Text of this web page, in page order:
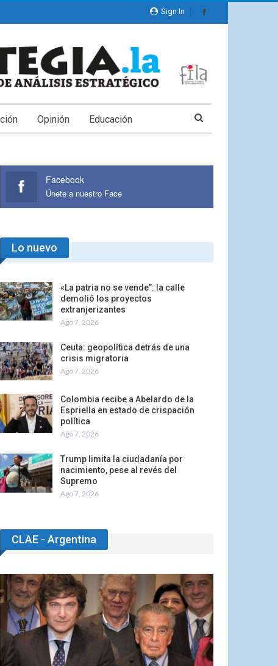
Sign In
Opinión Educación
Facebook
Únete a nuestro Face
Lo nuevo
«La patria no se vende”: la calle
demolió los proyectos
extranjerizantes
Ago 7, 2026
Ceuta: geopolítica detrás de una
crisis migratoria
Ago 7, 2026
Colombia recibe a Abelardo de la
Espriella en estado de crispación
política
Ago 7, 2026
Trump limita la ciudadanía por
nacimiento, pese al revés del
Supremo
Ago 7, 2026
CLAE - Argentina